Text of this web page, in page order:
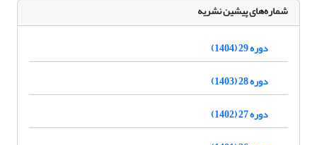
شماره‌های پیشین نشریه
دوره 29 (1404)
دوره 28 (1403)
دوره 27 (1402)